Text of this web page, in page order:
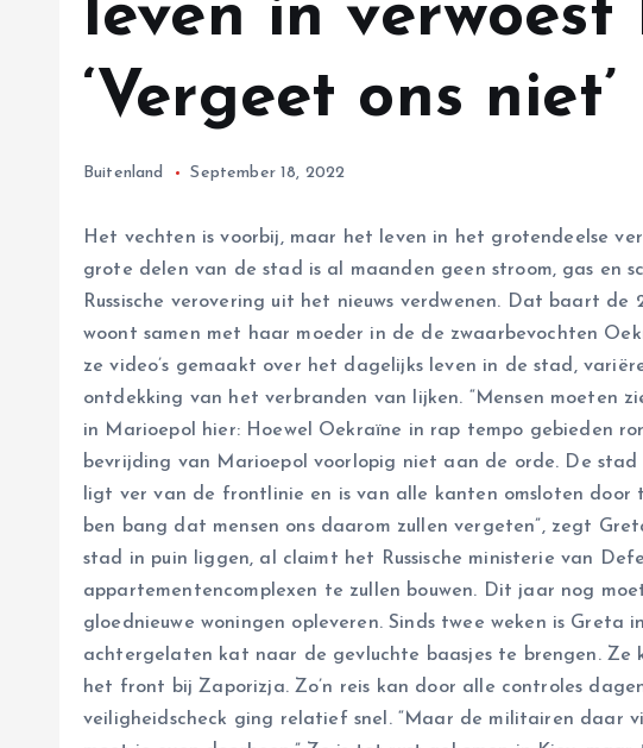
leven in verwoest
‘Vergeet ons niet’
Buitenland September 18, 2022
Het vechten is voorbij, maar het leven in het grotendeelse
grote delen van de stad is al maanden geen stroom, gas en
Russische verovering uit het nieuws verdwenen. Dat baart
woont samen met haar moeder in de de zwaarbevochten
ze video’s gemaakt over het dagelijks leven in de stad,
ontdekking van het verbranden van lijken. “Mensen moeten
in Marioepol hier: Hoewel Oekraïne in rap tempo gebieden
bevrijding van Marioepol voorlopig niet aan de orde. De
ligt ver van de frontlinie en is van alle kanten omsloten door
ben bang dat mensen ons daarom zullen vergeten”, zegt
stad in puin liggen, al claimt het Russische ministerie van
appartementencomplexen te zullen bouwen. Dit jaar nog
gloednieuwe woningen opleveren. Sinds twee weken is Greta
achtergelaten kat naar de gevluchte baasjes te brengen. Ze
het front bij Zaporizja. Zo’n reis kan door alle controles
veiligheidscheck ging relatief snel. “Maar de militairen daar